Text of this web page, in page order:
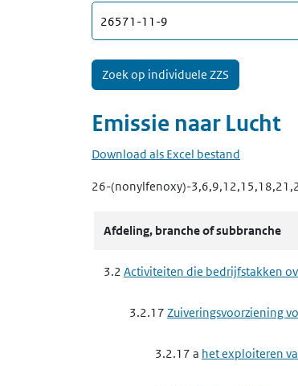
Emissie naar Lucht
Download als Excel bestand
26-(nonylfenoxy)-
Afdeling, branche of subbranche
3.2 Activiteiten die bedrijfstakken
3.2.17 Zuiveringsvoorziening
3.2.17 a het exploiteren